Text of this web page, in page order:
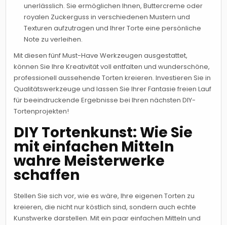
unerlässlich. Sie ermöglichen Ihnen, Buttercreme oder
royalen Zuckerguss in verschiedenen Mustern und
Texturen aufzutragen und Ihrer Torte eine persönliche
Note zu verleihen.
Mit diesen fünf Must-Have Werkzeugen ausgestattet,
können Sie Ihre Kreativität voll entfalten und wunderschöne,
professionell aussehende Torten kreieren. Investieren Sie in
Qualitätswerkzeuge und lassen Sie Ihrer Fantasie freien Lauf
für beeindruckende Ergebnisse bei Ihren nächsten DIY-
Tortenprojekten!
DIY Tortenkunst: Wie Sie
mit einfachen Mitteln
wahre Meisterwerke
schaffen
Stellen Sie sich vor, wie es wäre, Ihre eigenen Torten zu
kreieren, die nicht nur köstlich sind, sondern auch echte
Kunstwerke darstellen. Mit ein paar einfachen Mitteln und